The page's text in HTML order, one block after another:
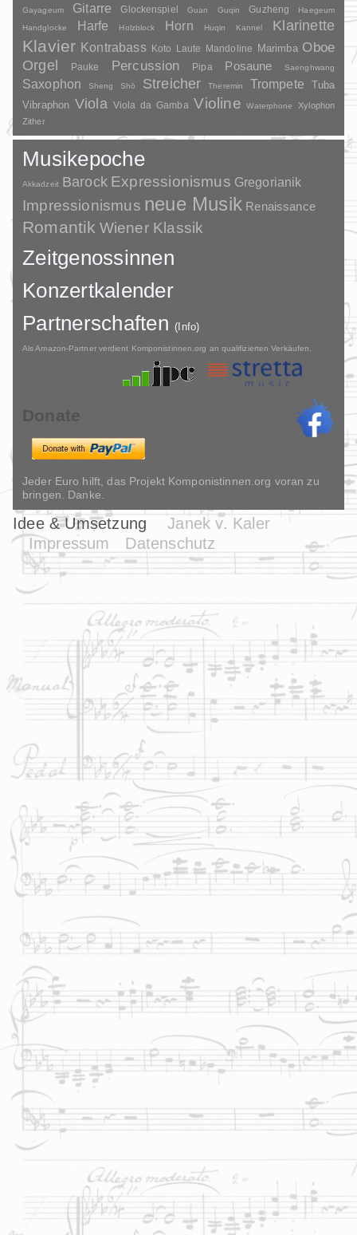
Gayageum
Gitarre Glockenspiel Guan Guqin Guzheng
Haegeum
Handglocke
Harfe Holzblock Horn Huqin Kannel Klarinette
Klavier Kontrabass Koto Laute Mandoline Marimba Oboe
Orgel Pauke Percussion Pipa Posaune Saenghwang
Saxophon Sheng Shō Streicher Theremin Trompete
Tuba
Vibraphon Viola Viola da Gamba Violine Waterphone
Xylophon
Zither
Musikepoche
Akkadzeit Barock Expressionismus Gregorianik
Impressionismus neue Musik Renaissance
Romantik Wiener Klassik
Zeitgenossinnen
Konzertkalender
Partnerschaften(Info)
Als Amazon-Partner verdient Komponistinnen.org an qualifizierten Verkäufen.
Donate
Jeder Euro hilft, das Projekt Komponistinnen.org voran zu
bringen. Danke.
Idee & Umsetzung
Janek v. Kaler
Impressum
Datenschutz